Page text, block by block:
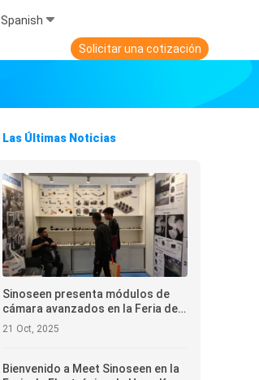
Spanish
Solicitar una cotización
Las Últimas Noticias
Sinoseen presenta módulos de
cámara avanzados en la Feria de
Electrónica de Hong Kong 2025
21 Oct, 2025
Bienvenido a Meet Sinoseen en la